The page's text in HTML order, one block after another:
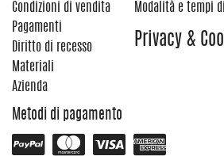
Condizioni di vendita
Pagamenti
Diritto di recesso
Materiali
Azienda
Modalità e tempi
Privacy &
Metodi di pagamento